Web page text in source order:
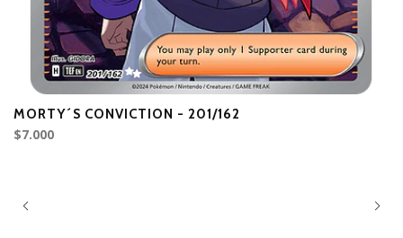
MORTY´S CONVICTION - 201/162
$7.000